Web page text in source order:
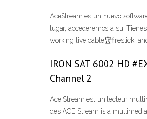
AceStream es un nuevo
lugar, accederemos a su
working live cable🏆firestick,
IRON SAT 6002 HD
Channel 2
Ace Stream est un lecteur
des ACE Stream is a